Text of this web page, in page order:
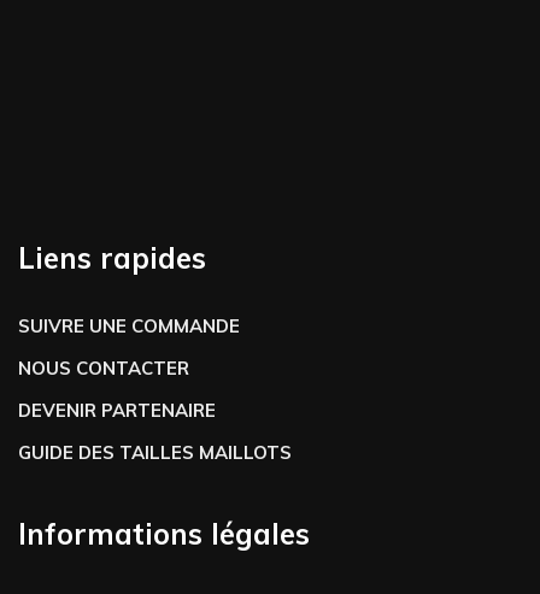
Liens rapides
SUIVRE UNE COMMANDE
NOUS CONTACTER
DEVENIR PARTENAIRE
GUIDE DES TAILLES MAILLOTS
Informations légales